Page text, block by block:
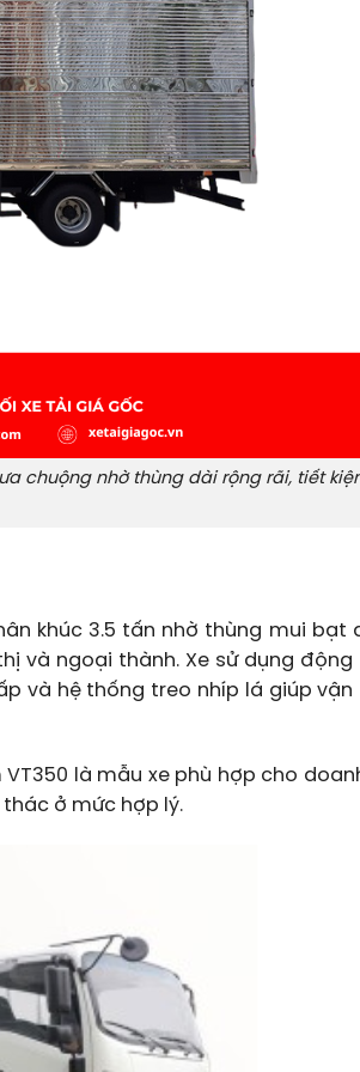
chuộng nhờ thùng dài rộng rãi, tiết
khúc 3.5 tấn nhờ thùng mui bạt
và ngoại thành. Xe sử dụng động
và hệ thống treo nhíp lá giúp vận
là mẫu xe phù hợp cho
ở mức hợp lý.